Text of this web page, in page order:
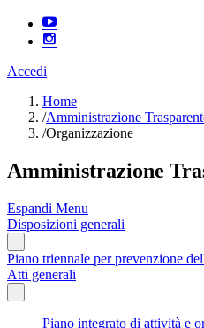
Accedi
Home
/Amministrazione
/Organizzazione
Amministrazione
Espandi Menu
Disposizioni generali
Piano triennale per prevenzione
Atti generali
Piano integrato di attività e